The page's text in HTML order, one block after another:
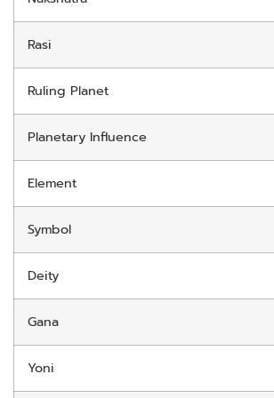
Rasi
Ruling Planet
Planetary Influence
Element
Symbol
Deity
Gana
Yoni